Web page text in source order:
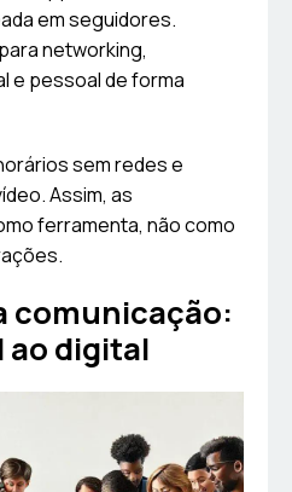
em seguidores.
networking,
e pessoal de forma
sem redes e
Assim, as
ferramenta, não como
comunicação:
ao digital